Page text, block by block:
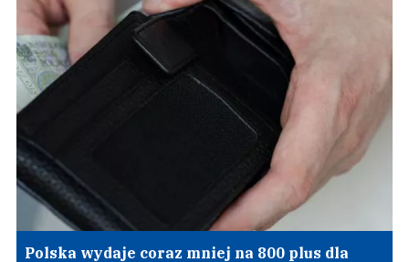
Polska wydaje coraz mniej na 800 plus dla